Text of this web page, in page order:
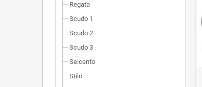
Regata
Scudo 1
Scudo 2
Scudo 3
Seicento
Stilo